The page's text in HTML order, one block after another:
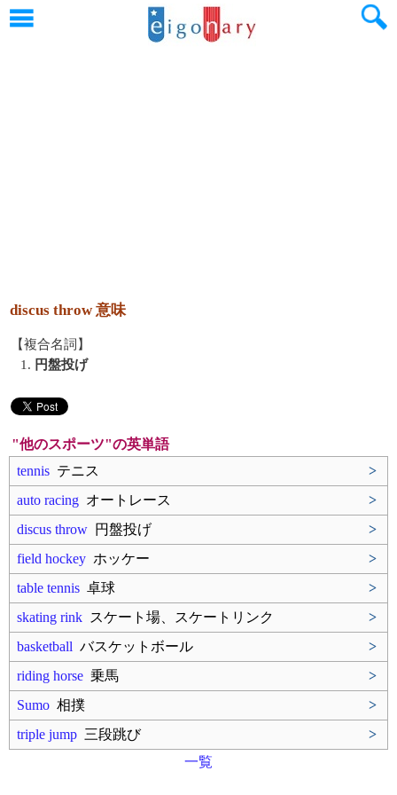
discus throw 意味
【複合名詞】
1. 円盤投げ
"他のスポーツ"の英単語
tennis テニス
>
auto racing オートレース
>
discus throw 円盤投げ
>
field hockey ホッケー
>
table tennis 卓球
>
skating rink スケート場、スケートリンク
>
basketball バスケットボール
>
riding horse 乗馬
>
Sumo 相撲
>
triple jump 三段跳び
>
一覧